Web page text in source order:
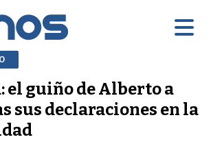
el guiño de Alberto a
sus declaraciones en la